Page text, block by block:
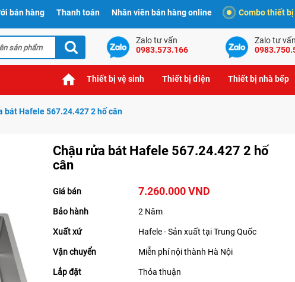
bán hàng Thanh toán Nhân viên bán hàng online Combo thiết
Zalo tư vấn
0983.573.166
Zalo tư
Thiết bị vệ sinh Thiết bị điện Thiết bị nhà bếp
bát Hafele 567.24.427 2 hố cân
Chậu rửa bát Hafele 567.24.427 2 hố
cân
Giá bán 7.260.000 VND
Bảo hành 2 Năm
Xuất xứ Hafele - Sản xuất tại Trung Quốc
Vận chuyển Miễn phí nội thành Hà Nội
Lắp đặt Thỏa thuận